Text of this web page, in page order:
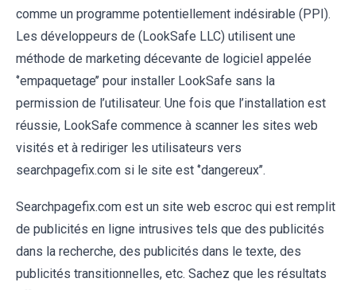
comme un programme potentiellement indésirable (PPI).
Les développeurs de (LookSafe LLC) utilisent une
méthode de marketing décevante de logiciel appelée
‘’empaquetage’’ pour installer LookSafe sans la
permission de l’utilisateur. Une fois que l’installation est
réussie, LookSafe commence à scanner les sites web
visités et à rediriger les utilisateurs vers
searchpagefix.com si le site est ‘’dangereux’’.
Searchpagefix.com est un site web escroc qui est remplit
de publicités en ligne intrusives tels que des publicités
dans la recherche, des publicités dans le texte, des
publicités transitionnelles, etc. Sachez que les résultats